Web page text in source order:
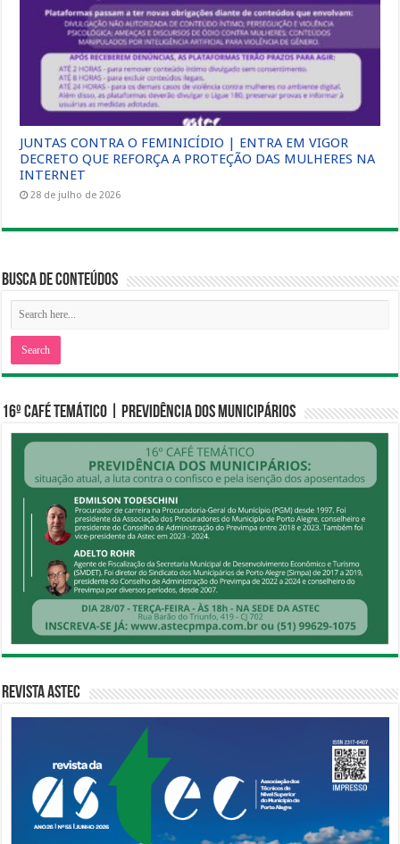
JUNTAS CONTRA O FEMINICÍDIO | ENTRA EM VIGOR
DECRETO QUE REFORÇA A PROTEÇÃO DAS MULHERES NA
INTERNET
28 de julho de 2026
Busca de Conteúdos
16º CAFÉ TEMÁTICO | PREVIDÊNCIA DOS MUNICIPÁRIOS
Revista Astec